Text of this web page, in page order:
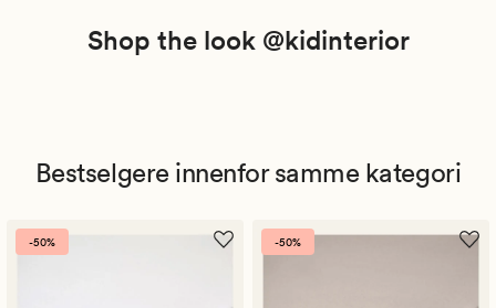
Shop the look @kidinterior
Bestselgere innenfor samme kategori
-50% -50%